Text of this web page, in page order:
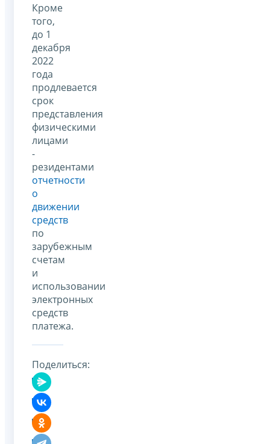
Кроме
того,
до 1
декабря
2022
года
продлевается
срок
представления
физическими
лицами
-
резидентами
отчетности
о
движении
средств
по
зарубежным
счетам
и
использовании
электронных
средств
платежа.
Поделиться: